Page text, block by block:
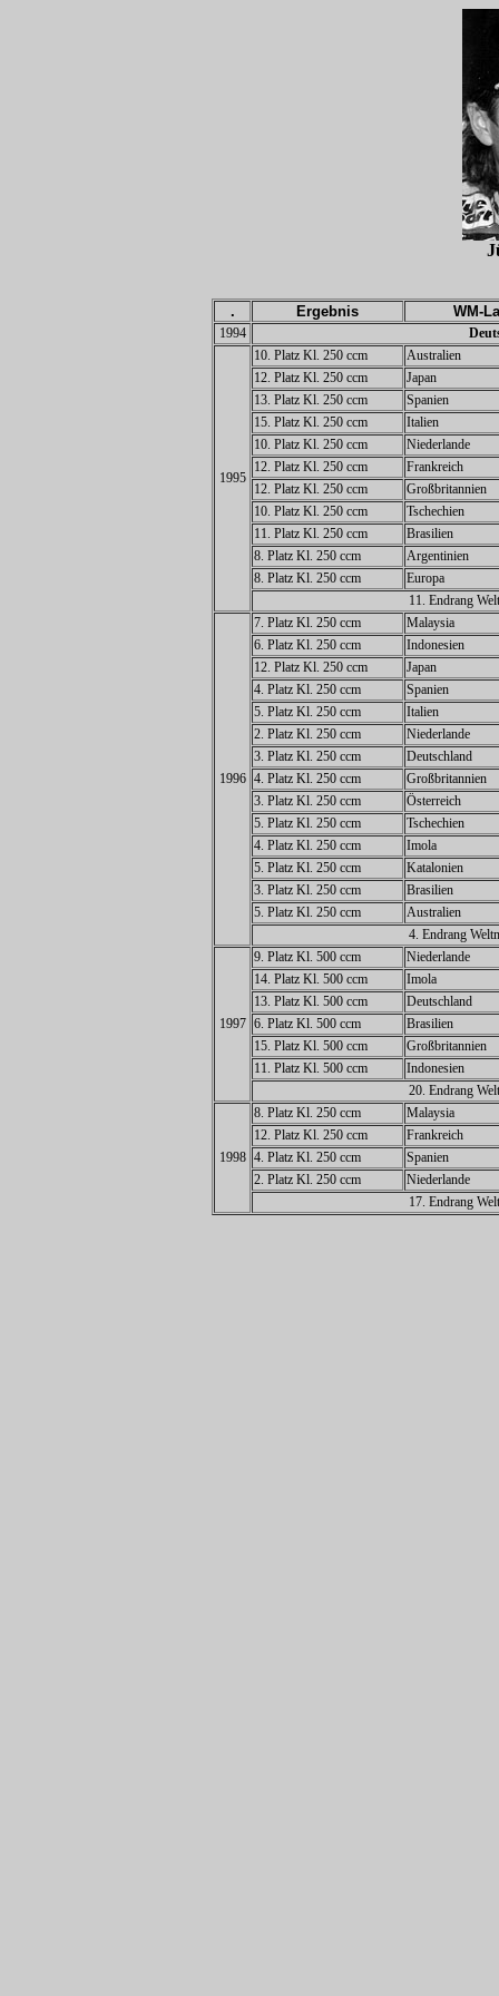
. Ergebnis WM-
1994
1995
10. Platz Kl. 250 ccm
Australien
12. Platz Kl. 250 ccm
Japan
13. Platz Kl. 250 ccm
Spanien
15. Platz Kl. 250 ccm
Italien
10. Platz Kl. 250 ccm
Niederlande
12. Platz Kl. 250 ccm
Frankreich
12. Platz Kl. 250 ccm
Großbritannien
10. Platz Kl. 250 ccm
Tschechien
11. Platz Kl. 250 ccm
Brasilien
8. Platz Kl. 250 ccm
Argentinien
8. Platz Kl. 250 ccm
Europa
11. Endrang
1996
7. Platz Kl. 250 ccm
Malaysia
6. Platz Kl. 250 ccm
Indonesien
12. Platz Kl. 250 ccm
Japan
4. Platz Kl. 250 ccm
Spanien
5. Platz Kl. 250 ccm
Italien
2. Platz Kl. 250 ccm
Niederlande
3. Platz Kl. 250 ccm
Deutschland
4. Platz Kl. 250 ccm
Großbritannien
3. Platz Kl. 250 ccm
Österreich
5. Platz Kl. 250 ccm
Tschechien
4. Platz Kl. 250 ccm
Imola
5. Platz Kl. 250 ccm
Katalonien
3. Platz Kl. 250 ccm
Brasilien
5. Platz Kl. 250 ccm
Australien
4. Endrang
1997
9. Platz Kl. 500 ccm
Niederlande
14. Platz Kl. 500 ccm
Imola
13. Platz Kl. 500 ccm
Deutschland
6. Platz Kl. 500 ccm
Brasilien
15. Platz Kl. 500 ccm
Großbritannien
11. Platz Kl. 500 ccm
Indonesien
20. Endrang
1998
8. Platz Kl. 250 ccm
Malaysia
12. Platz Kl. 250 ccm
Frankreich
4. Platz Kl. 250 ccm
Spanien
2. Platz Kl. 250 ccm
Niederlande
17. Endrang